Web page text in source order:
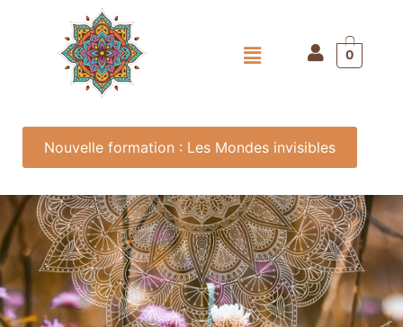
0
Nouvelle formation : Les Mondes invisibles